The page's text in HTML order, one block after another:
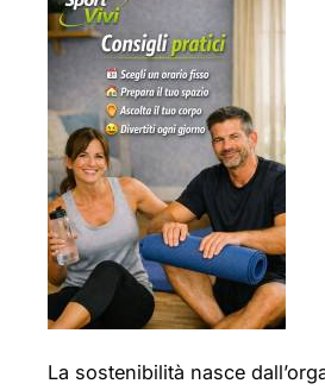
La sostenibilità nasce